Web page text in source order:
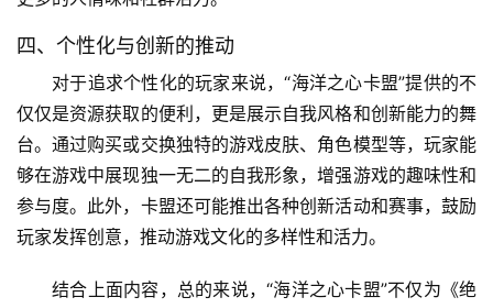
四、个性化与创新的推动
对于追求个性化的玩家来说，“海洋之心卡盟”提供的不
仅仅是资源获取的便利，更是展示自我风格和创新能力的舞
台。通过购买或交换独特的游戏皮肤、角色模型等，玩家能
够在游戏中展现独一无二的自我形象，增强游戏的趣味性和
参与度。此外，卡盟还可能推出各种创新活动和赛事，鼓励
玩家发挥创意，推动游戏文化的多样性和活力。
结合上面内容，总的来说，“海洋之心卡盟”不仅为《绝